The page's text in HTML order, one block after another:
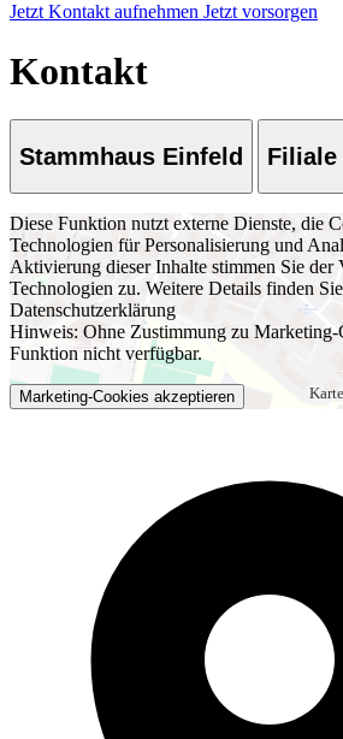
Jetzt Kontakt aufnehmen Jetzt vorsorgen
Kontakt
Stammhaus Einfeld Filiale
Diese Funktion nutzt externe Dienste, die
Technologien für Personalisierung und
Aktivierung dieser Inhalte stimmen Sie der
Technologien zu. Weitere Details finden
Datenschutzerklärung
Hinweis: Ohne Zustimmung zu Marketing-
Funktion nicht verfügbar.
Marketing-Cookies akzeptieren